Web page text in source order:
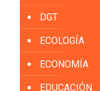
DGT
ECOLOGÍA
ECONOMÍA
EDUCACIÓN